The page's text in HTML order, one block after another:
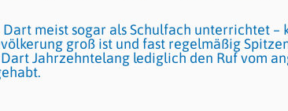
meist sogar als Schulfach unterrichtet –
groß ist und fast regelmäßig
Jahrzehntelang lediglich den Ruf vom